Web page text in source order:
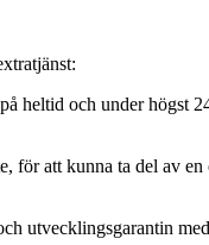
heltid och under högst
för att kunna ta del av
utvecklingsgarantin